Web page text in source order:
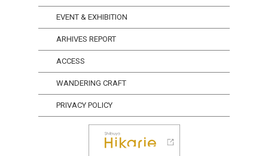
EVENT & EXHIBITION
ARHIVES REPORT
ACCESS
WANDERING CRAFT
PRIVACY POLICY